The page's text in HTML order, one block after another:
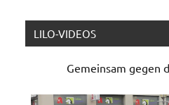
LILO-VIDEOS
Gemeinsam gegen